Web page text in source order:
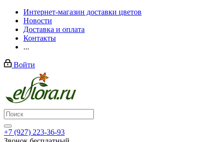
Интернет-магазин доставки цветов
Новости
Доставка и оплата
Контакты
...
Войти
+7 (927) 223-36-93